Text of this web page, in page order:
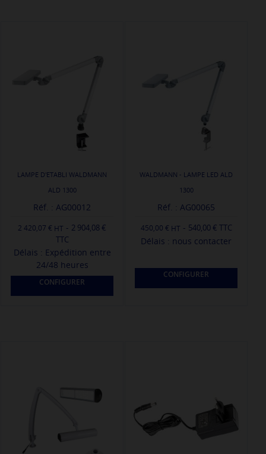
LAMPE D'ETABLI WALDMANN
ALD 1300
Réf. : AG00012
2 420,07 € - 2 904,08 €
TTC
Délais : Expédition entre
24/48 heures
CONFIGURER
WALDMANN - LAMPE LED ALD
1300
Réf. : AG00065
450,00 € - 540,00 € TTC
Délais : nous contacter
CONFIGURER